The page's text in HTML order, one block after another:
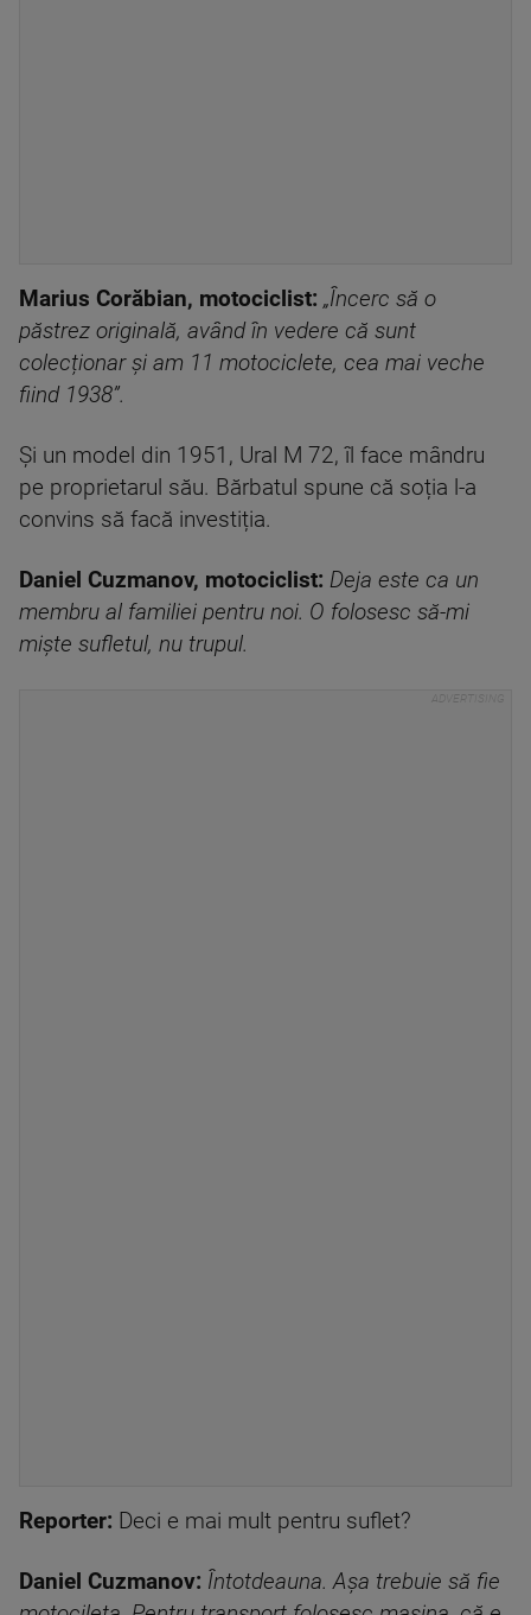
Marius Corăbian, motociclist: „Încerc să o
păstrez originală, având în vedere că sunt
colecționar și am 11 motociclete, cea mai veche
fiind 1938”.
Și un model din 1951, Ural M 72, îl face mândru
pe proprietarul său. Bărbatul spune că soția l-a
convins să facă investiția.
Daniel Cuzmanov, motociclist: Deja este ca un
membru al familiei pentru noi. O folosesc să-mi
miște sufletul, nu trupul.
Reporter: Deci e mai mult pentru suflet?
Daniel Cuzmanov: Întotdeauna. Așa trebuie să fie